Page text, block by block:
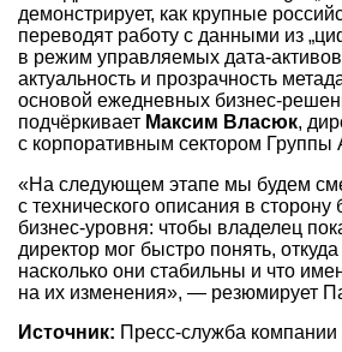
демонстрирует, как крупные
переводят работу с данными из
в режим управляемых дата-
актуальность и прозрачность
основой ежедневных бизнес-
подчёркивает Максим Власюк,
с корпоративным сектором Группы
«На следующем этапе мы будем
с технического описания в сторону
бизнес-уровня: чтобы владелец
директор мог быстро понять,
насколько они стабильны и что
на их изменения», — резюмирует
Источник: Пресс-служба